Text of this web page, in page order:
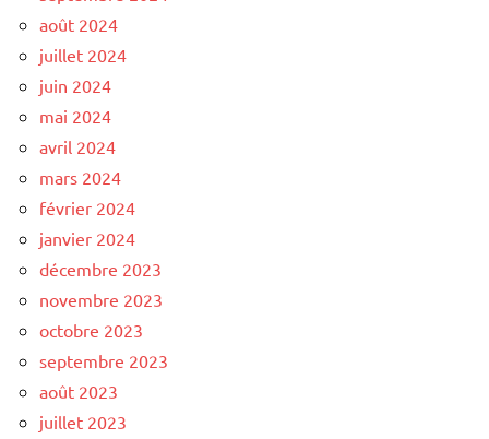
août 2024
juillet 2024
juin 2024
mai 2024
avril 2024
mars 2024
février 2024
janvier 2024
décembre 2023
novembre 2023
octobre 2023
septembre 2023
août 2023
juillet 2023